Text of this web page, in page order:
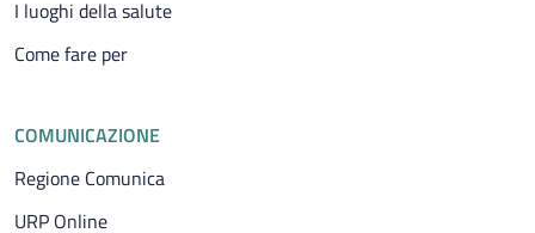
I luoghi della salute
Come fare per
COMUNICAZIONE
Regione Comunica
URP Online